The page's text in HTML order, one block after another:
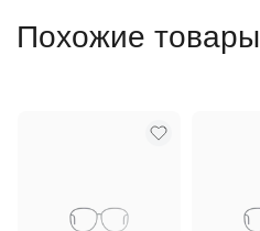
Похожие товары